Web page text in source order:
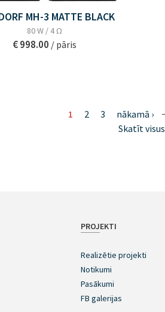
MH-3 MATTE BLACK
80 W / 4 Ω
€ 998.00 / pāris
1 2 3 nākamā ›
Skatīt visus
PROJEKTI
Realizētie projekti
Notikumi
Pasākumi
FB galerijas